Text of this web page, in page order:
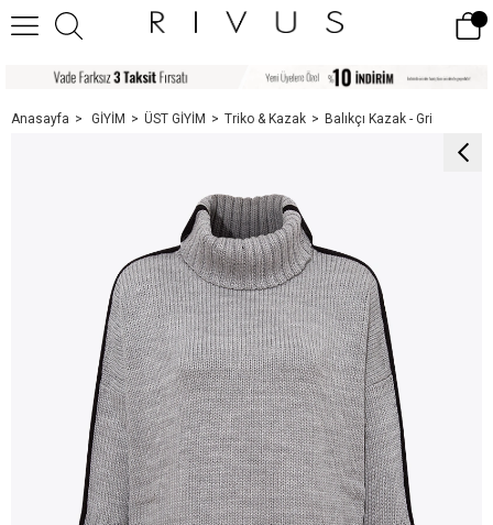
Anasayfa GİYİM ÜST GİYİM Triko & Kazak Balıkçı Kazak - Gri